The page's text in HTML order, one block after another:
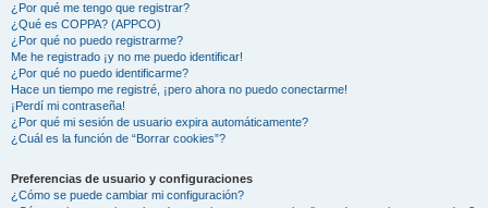
¿Por qué me tengo que registrar?
¿Qué es COPPA? (APPCO)
¿Por qué no puedo registrarme?
Me he registrado ¡y no me puedo identificar!
¿Por qué no puedo identificarme?
Hace un tiempo me registré, ¡pero ahora no puedo conectarme!
¡Perdí mi contraseña!
¿Por qué mi sesión de usuario expira automáticamente?
¿Cuál es la función de “Borrar cookies”?
Preferencias de usuario y configuraciones
¿Cómo se puede cambiar mi configuración?